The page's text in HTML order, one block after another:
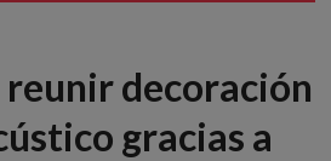
decoración
gracias a